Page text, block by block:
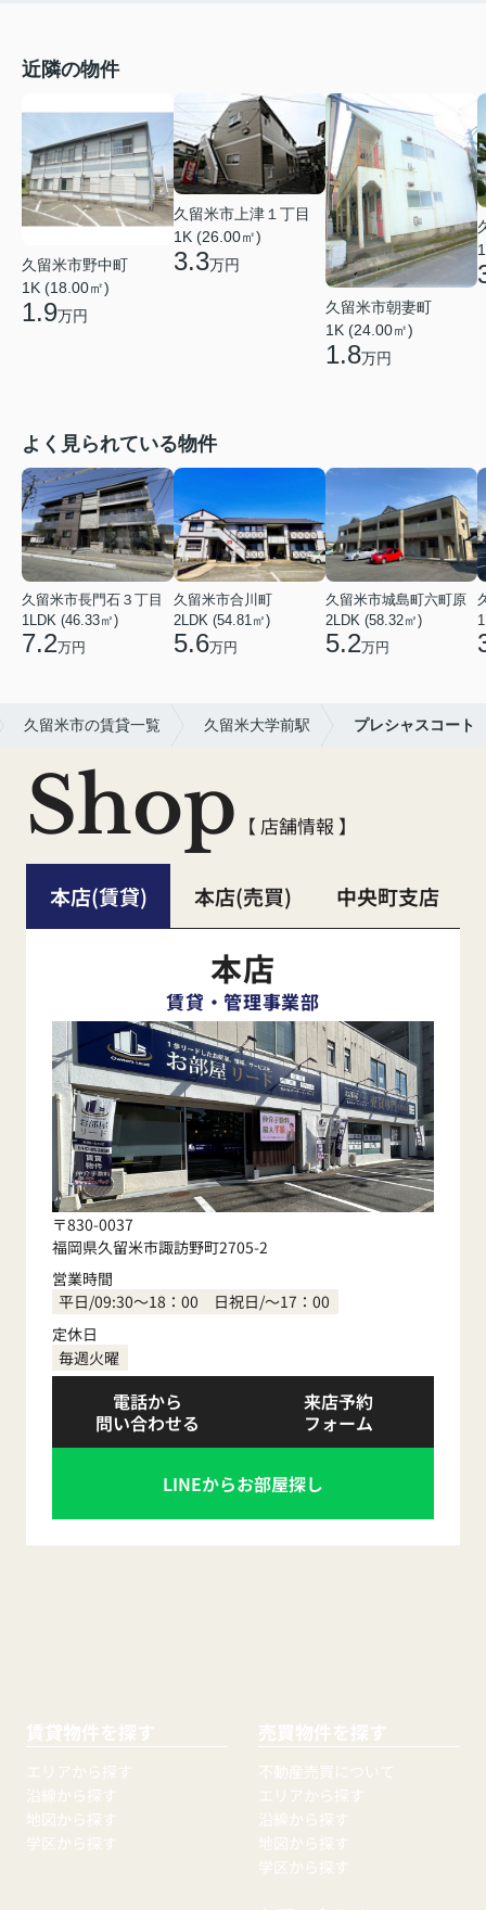
近隣の物件
久留米市野中町
1K (18.00㎡)
1.9万円
久留米市上津１丁目
1K (26.00㎡)
3.3万円
久留米市朝妻町
1K (24.00㎡)
1.8万円
よく見られている物件
久留米市長門石３丁目
1LDK (46.33㎡)
7.2万円
久留米市合川町
2LDK (54.81㎡)
5.6万円
久留米市城島町六町原
2LDK (58.32㎡)
5.2万円
久留米市の賃貸一覧 久留米大学前駅 プレシャスコート
Shop 【 店舗情報 】
本店(賃貸) 本店(売買) 中央町支店
本店
賃貸・管理事業部
〒830-0037
福岡県久留米市諏訪野町2705-2
営業時間
平日/09:30～18：00 日祝日/～17：00
定休日
毎週火曜
電話から
問い合わせる
来店予約
フォーム
LINEからお部屋探し
賃貸物件を探す
エリアから探す
沿線から探す
地図から探す
学区から探す
売買物件を探す
不動産売買について
エリアから探す
沿線から探す
地図から探す
学区から探す